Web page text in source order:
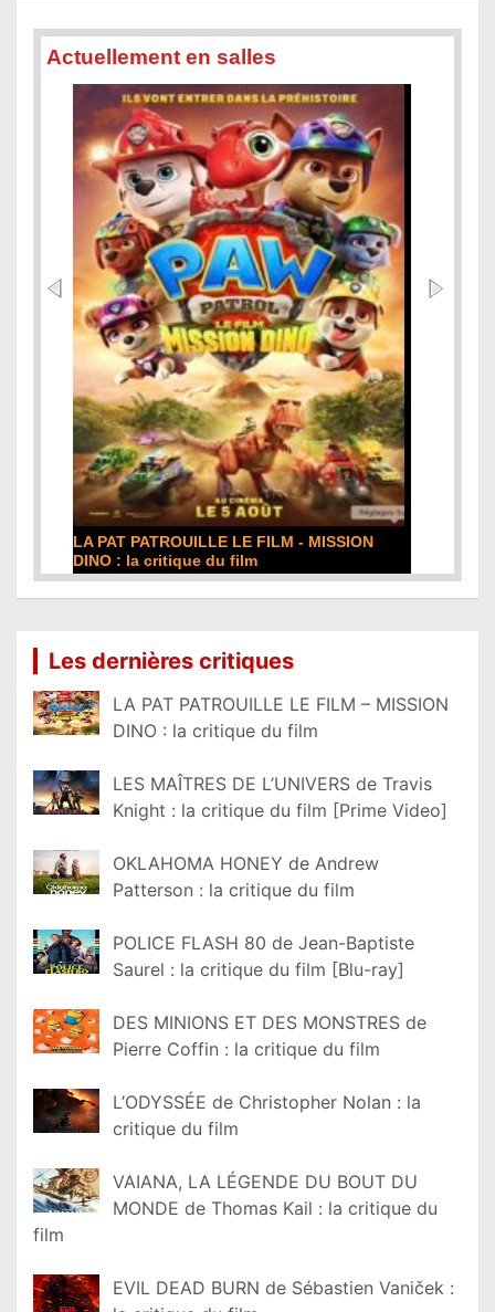
Actuellement en salles
LA PAT PATROUILLE LE FILM - MISSION
DINO : la critique du film
Les dernières critiques
LA PAT PATROUILLE LE FILM – MISSION
DINO : la critique du film
LES MAÎTRES DE L’UNIVERS de Travis
Knight : la critique du film [Prime Video]
OKLAHOMA HONEY de Andrew
Patterson : la critique du film
POLICE FLASH 80 de Jean-Baptiste
Saurel : la critique du film [Blu-ray]
DES MINIONS ET DES MONSTRES de
Pierre Coffin : la critique du film
L’ODYSSÉE de Christopher Nolan : la
critique du film
VAIANA, LA LÉGENDE DU BOUT DU
MONDE de Thomas Kail : la critique du
film
EVIL DEAD BURN de Sébastien Vaniček :